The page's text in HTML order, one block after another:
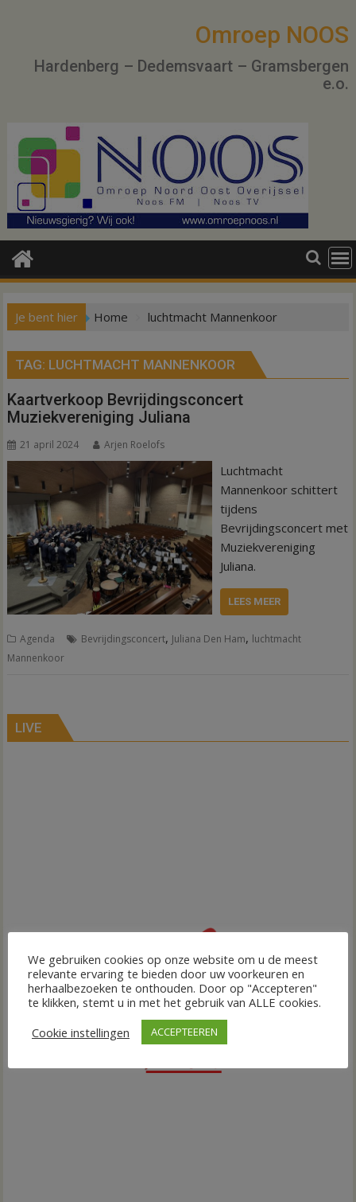
Omroep NOOS
Hardenberg – Dedemsvaart – Gramsbergen
e.o.
Je bent hier Home luchtmacht Mannenkoor
TAG: LUCHTMACHT MANNENKOOR
Kaartverkoop Bevrijdingsconcert
Muziekvereniging Juliana
21 april 2024 Arjen Roelofs
Luchtmacht
Mannenkoor schittert
tijdens
Bevrijdingsconcert met
Muziekvereniging
Juliana.
LEES MEER
Agenda Bevrijdingsconcert, Juliana Den Ham, luchtmacht
Mannenkoor
LIVE
We gebruiken cookies op onze website om u de meest
relevante ervaring te bieden door uw voorkeuren en
herhaalbezoeken te onthouden. Door op "Accepteren"
te klikken, stemt u in met het gebruik van ALLE cookies.
Cookie instellingen
ACCEPTEEREN